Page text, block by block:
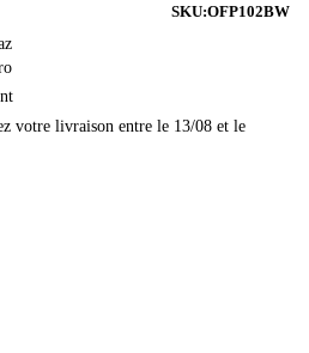
SKU:OFP102BW
votre livraison entre le 13/08 et le